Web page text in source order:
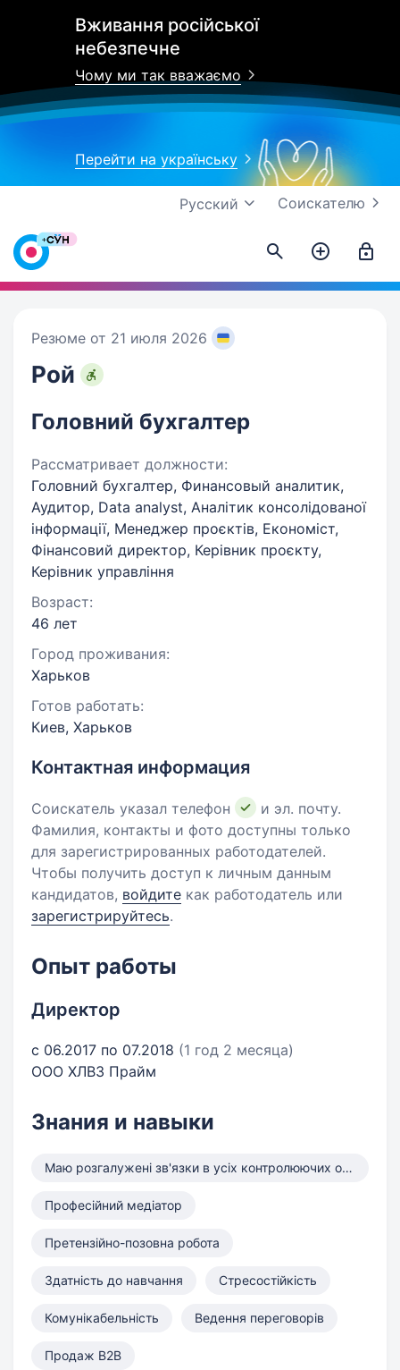
Вживання російської
небезпечне
Чому ми так вважаємо
Перейти на українську
Соискателю
Русский
Резюме от 21 июля 2026
Рой
Головний бухгалтер
Рассматривает должности:
Головний бухгалтер, Финансовый аналитик,
Аудитор, Data analyst, Аналітик консолідованої
інформації, Менеджер проєктів, Економіст,
Фінансовий директор, Керівник проєкту,
Керівник управління
Возраст:
46 лет
Город проживания:
Харьков
Готов работать:
Киев, Харьков
Контактная информация
Соискатель указал телефон
и эл. почту.
Фамилия, контакты и фото доступны только
для зарегистрированных работодателей.
Чтобы получить доступ к личным данным
кандидатов, войдите как работодатель или
зарегистрируйтесь.
Опыт работы
Директор
с 06.2017 по 07.2018 (1 год 2 месяца)
ООО ХЛВЗ Прайм
Знания и навыки
Маю розгалужені зв'язки в усіх контролюючих органах
Професійний медіатор
Претензійно-позовна робота
Здатність до навчання Стресостійкість
Комунікабельність Ведення переговорів
Продаж B2B